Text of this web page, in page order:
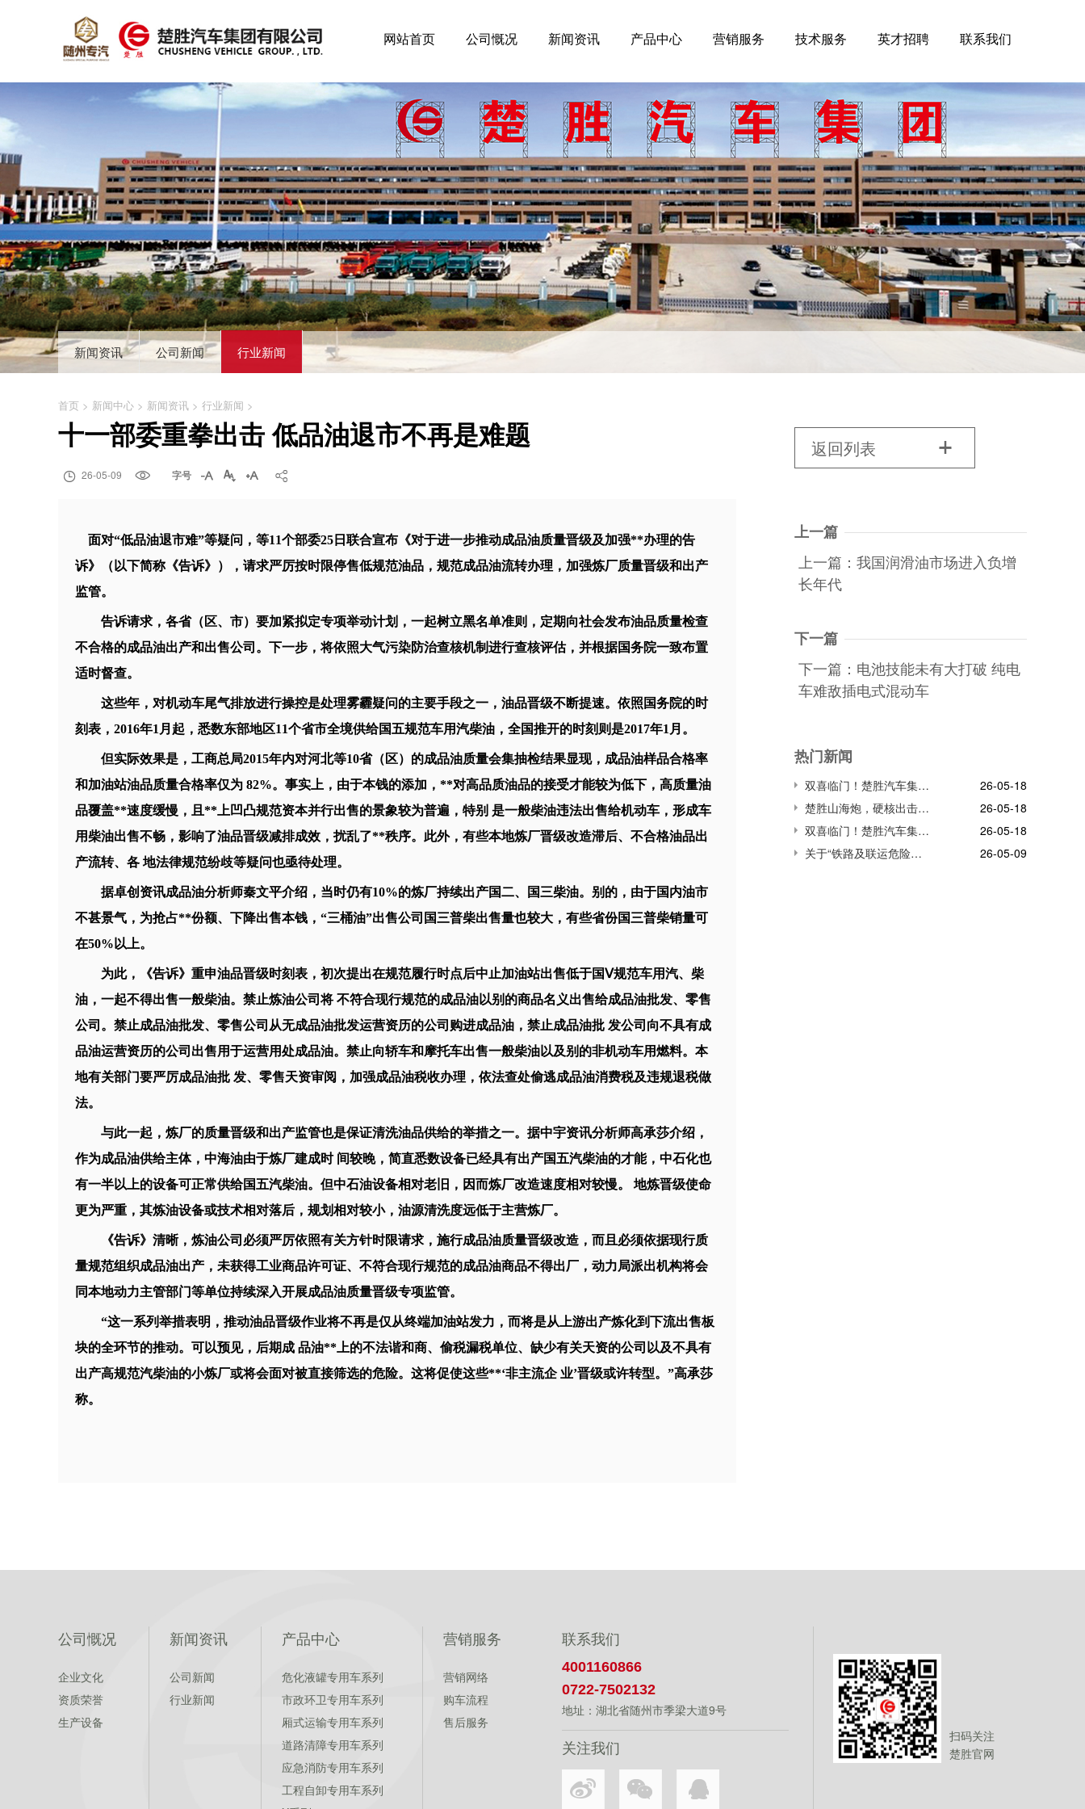
网站首页 公司慨况 新闻资讯 产品中心 营销服务 技术服务 英才招聘 联系我们
新闻资讯 公司新闻 行业新闻
首页 > 新闻中心 > 新闻资讯 > 行业新闻 >
十一部委重拳出击 低品油退市不再是难题
 26-05-09  字号    
面对“低品油退市难”等疑问，等11个部委25日联合宣布《对于进一步推动成品油质量晋级及加强**办理的告
诉》（以下简称《告诉》），请求严厉按时限停售低规范油品，规范成品油流转办理，加强炼厂质量晋级和出产
监管。
告诉请求，各省（区、市）要加紧拟定专项举动计划，一起树立黑名单准则，定期向社会发布油品质量检查
不合格的成品油出产和出售公司。下一步，将依照大气污染防治查核机制进行查核评估，并根据国务院一致布置
适时督查。
这些年，对机动车尾气排放进行操控是处理雾霾疑问的主要手段之一，油品晋级不断提速。依照国务院的时
刻表，2016年1月起，悉数东部地区11个省市全境供给国五规范车用汽柴油，全国推开的时刻则是2017年1月。
但实际效果是，工商总局2015年内对河北等10省（区）的成品油质量会集抽检结果显现，成品油样品合格率
和加油站油品质量合格率仅为 82%。事实上，由于本钱的添加，**对高品质油品的接受才能较为低下，高质量油
品覆盖**速度缓慢，且**上凹凸规范资本并行出售的景象较为普遍，特别 是一般柴油违法出售给机动车，形成车
用柴油出售不畅，影响了油品晋级减排成效，扰乱了**秩序。此外，有些本地炼厂晋级改造滞后、不合格油品出
产流转、各 地法律规范纷歧等疑问也亟待处理。
据卓创资讯成品油分析师秦文平介绍，当时仍有10%的炼厂持续出产国二、国三柴油。别的，由于国内油市
不甚景气，为抢占**份额、下降出售本钱，“三桶油”出售公司国三普柴出售量也较大，有些省份国三普柴销量可
在50%以上。
为此，《告诉》重申油品晋级时刻表，初次提出在规范履行时点后中止加油站出售低于国Ⅴ规范车用汽、柴
油，一起不得出售一般柴油。禁止炼油公司将 不符合现行规范的成品油以别的商品名义出售给成品油批发、零售
公司。禁止成品油批发、零售公司从无成品油批发运营资历的公司购进成品油，禁止成品油批 发公司向不具有成
品油运营资历的公司出售用于运营用处成品油。禁止向轿车和摩托车出售一般柴油以及别的非机动车用燃料。本
地有关部门要严厉成品油批 发、零售天资审阅，加强成品油税收办理，依法查处偷逃成品油消费税及违规退税做
法。
与此一起，炼厂的质量晋级和出产监管也是保证清洗油品供给的举措之一。据中宇资讯分析师高承莎介绍，
作为成品油供给主体，中海油由于炼厂建成时 间较晚，简直悉数设备已经具有出产国五汽柴油的才能，中石化也
有一半以上的设备可正常供给国五汽柴油。但中石油设备相对老旧，因而炼厂改造速度相对较慢。 地炼晋级使命
更为严重，其炼油设备或技术相对落后，规划相对较小，油源清洗度远低于主营炼厂。
《告诉》清晰，炼油公司必须严厉依照有关方针时限请求，施行成品油质量晋级改造，而且必须依据现行质
量规范组织成品油出产，未获得工业商品许可证、不符合现行规范的成品油商品不得出厂，动力局派出机构将会
同本地动力主管部门等单位持续深入开展成品油质量晋级专项监管。
“这一系列举措表明，推动油品晋级作业将不再是仅从终端加油站发力，而将是从上游出产炼化到下流出售板
块的全环节的推动。可以预见，后期成 品油**上的不法谐和商、偷税漏税单位、缺少有关天资的公司以及不具有
出产高规范汽柴油的小炼厂或将会面对被直接筛选的危险。这将促使这些**‘非主流企 业’晋级或许转型。”高承莎
称。
返回列表 
上一篇
上一篇：我国润滑油市场进入负增
长年代
下一篇
下一篇：电池技能未有大打破 纯电
车难敌插电式混动车
热门新闻
双喜临门！楚胜汽车集团连获市、区两级高质量发展殊荣，董事长董鸣勇荣获突出贡献企业家称号
26-05-18
楚胜山海炮，硬核出击!雪域高原生命防线，我们并肩守护!
26-05-18
双喜临门！楚胜汽车集团连获市、区两级高质量发展殊荣，董事长董鸣勇荣获突出贡献企业家称号
26-05-18
关于“铁路及联运危险货物储运装备关键技术与应用”项目
26-05-09
公司慨况
企业文化
资质荣誉
生产设备
新闻资讯
公司新闻
行业新闻
产品中心
危化液罐专用车系列
市政环卫专用车系列
厢式运输专用车系列
道路清障专用车系列
应急消防专用车系列
工程自卸专用车系列
营销服务
营销网络
购车流程
售后服务
联系我们
4001160866
0722-7502132
地址：湖北省随州市季梁大道9号
关注我们
扫码关注
楚胜官网